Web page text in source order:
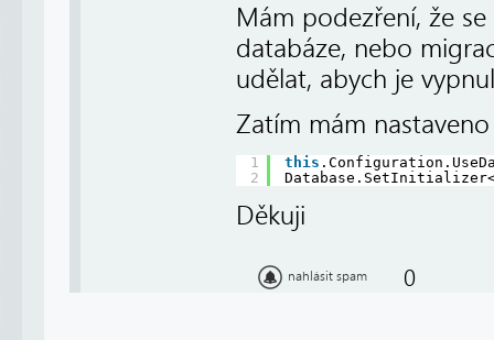
Mám podezření, že
databáze, nebo
udělat, abych je
Zatím mám
1
2
this
Děkuji
nahlásit spam 0